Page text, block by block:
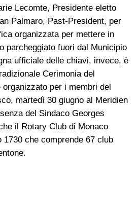
Lecomte, Presidente eletto
Palmaro, Past-President, per
organizzata per mettere in
parcheggiato fuori dal Municipio
ufficiale delle chiavi, invece, è
Cerimonia del
per i membri del
martedì 30 giugno al Meridien
del Sindaco Georges
il Rotary Club di Monaco
che comprende 67 club